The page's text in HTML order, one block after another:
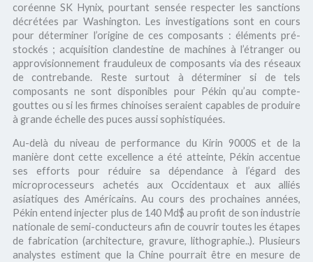
coréenne SK Hynix, pourtant sensée respecter les sanctions
décrétées par Washington. Les investigations sont en cours
pour déterminer l’origine de ces composants : éléments pré-
stockés ; acquisition clandestine de machines à l’étranger ou
approvisionnement frauduleux de composants via des réseaux
de contrebande. Reste surtout à déterminer si de tels
composants ne sont disponibles pour Pékin qu’au compte-
gouttes ou si les firmes chinoises seraient capables de produire
à grande échelle des puces aussi sophistiquées.
Au-delà du niveau de performance du Kirin 9000S et de la
manière dont cette excellence a été atteinte, Pékin accentue
ses efforts pour réduire sa dépendance à l’égard des
microprocesseurs achetés aux Occidentaux et aux alliés
asiatiques des Américains. Au cours des prochaines années,
Pékin entend injecter plus de 140 Md$ au profit de son industrie
nationale de semi-conducteurs afin de couvrir toutes les étapes
de fabrication (architecture, gravure, lithographie..). Plusieurs
analystes estiment que la Chine pourrait être en mesure de